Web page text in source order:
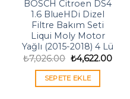
BOSCH Citroen DS4
1.6 BlueHDi Dizel
Filtre Bakım Seti
Liqui Moly Motor
Yağlı (2015-2018) 4 Lü
₺7,026.00 Orijinal
fiyat:
₺7,026.00.
₺4,622.00Şu
SEPETE EKLE